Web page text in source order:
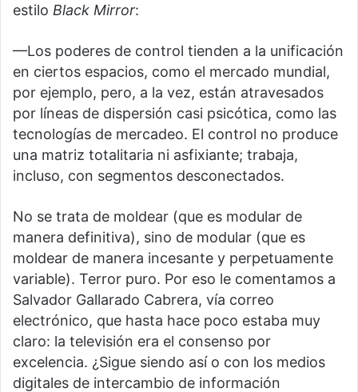
estilo Black Mirror:
—Los poderes de control tienden a la unificación
en ciertos espacios, como el mercado mundial,
por ejemplo, pero, a la vez, están atravesados
por líneas de dispersión casi psicótica, como las
tecnologías de mercadeo. El control no produce
una matriz totalitaria ni asfixiante; trabaja,
incluso, con segmentos desconectados.
No se trata de moldear (que es modular de
manera definitiva), sino de modular (que es
moldear de manera incesante y perpetuamente
variable). Terror puro. Por eso le comentamos a
Salvador Gallarado Cabrera, vía correo
electrónico, que hasta hace poco estaba muy
claro: la televisión era el consenso por
excelencia. ¿Sigue siendo así o con los medios
digitales de intercambio de información